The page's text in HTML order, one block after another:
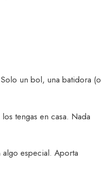
un bol, una batidora (o
tengas en casa. Nada
especial. Aporta